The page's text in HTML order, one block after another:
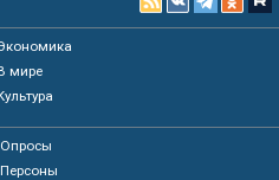
мире
Опросы
Персоны